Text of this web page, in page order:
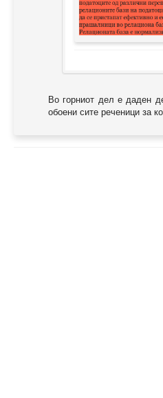
Во горниот дел е даден
обоени сите реченици за